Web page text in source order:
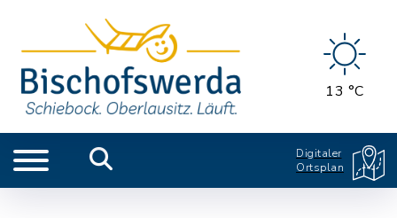
13 °C
Digitaler
Ortsplan